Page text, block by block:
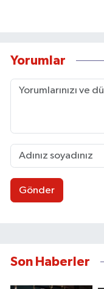
Yorumlar
Gönder
Son Haberler